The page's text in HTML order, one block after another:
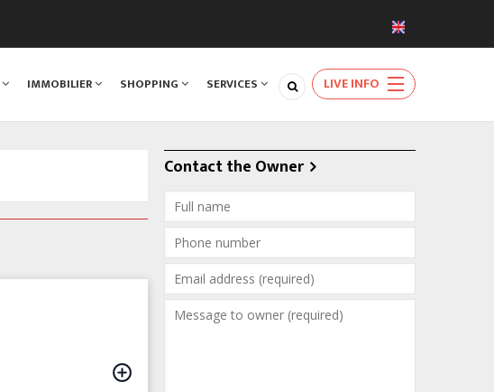
IMMOBILIER SHOPPING SERVICES LIVE INFO
Contact the Owner